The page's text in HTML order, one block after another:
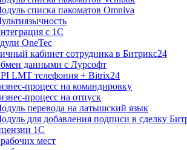
списка пакоматов Omniva
с 1С
OneTec
кабинет сотрудника в Битрикс24
данными с Лурсофт
LMT телефония + Bitrix24
процесс на командировку
процесс на отпуск
перевода на латышский язык
для добавления подписи в сделку
1С
мест